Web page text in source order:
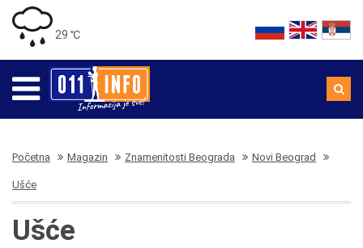
29 ℃
Početna Magazin Znamenitosti Beograda Novi Beograd
Ušće
Ušće